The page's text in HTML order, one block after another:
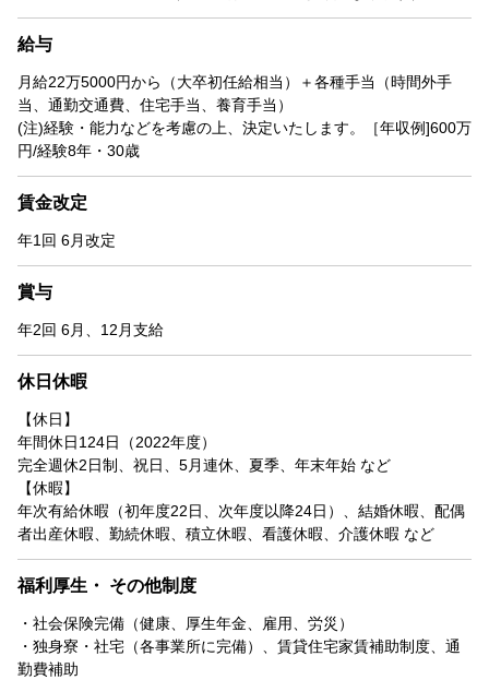
給与
月給22万5000円から（大卒初任給相当）＋各種手当（時間外手
当、通勤交通費、住宅手当、養育手当）
(注)経験・能力などを考慮の上、決定いたします。［年収例]600万
円/経験8年・30歳
賃金改定
年1回 6月改定
賞与
年2回 6月、12月支給
休日休暇
【休日】
年間休日124日（2022年度）
完全週休2日制、祝日、5月連休、夏季、年末年始 など
【休暇】
年次有給休暇（初年度22日、次年度以降24日）、結婚休暇、配偶
者出産休暇、勤続休暇、積立休暇、看護休暇、介護休暇 など
福利厚生・ その他制度
・社会保険完備（健康、厚生年金、雇用、労災）
・独身寮・社宅（各事業所に完備）、賃貸住宅家賃補助制度、通
勤費補助